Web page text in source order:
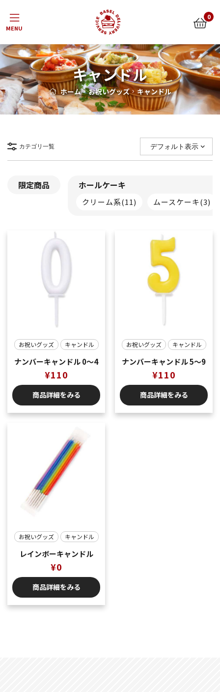
0
Menu
キャンドル
ホーム お祝いグッズ キャンドル
カテゴリ一覧
限定商品 ホールケーキ
クリーム系(11) ムースケーキ(3)
お祝いグッズ キャンドル
ナンバーキャンドル 0〜4
¥110
商品詳細をみる
お祝いグッズ キャンドル
ナンバーキャンドル 5〜9
¥110
商品詳細をみる
お祝いグッズ キャンドル
レインボーキャンドル
¥0
商品詳細をみる